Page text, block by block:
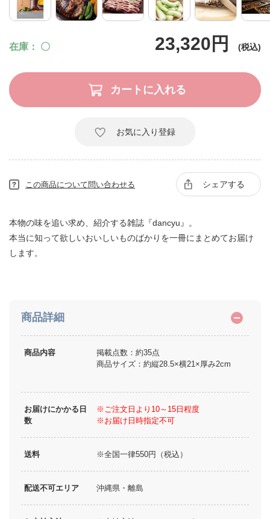
在庫 〇 23,320円
お気に入り登録
この商品について問い合わせる シェアする
本物の味を追い求め、紹介する雑誌『dancyu』。
本当に知って欲しいおいしいものばかりを一冊にまとめてお届け
します。
商品詳細
商品内容
掲載点数：約35点
商品サイズ：約縦28.5×横21×厚み2cm
お届けにかかる日
数
※ご注文日より10～15日程度
※お届け日時指定不可
送料 ※全国一律550円（税込）
配送不可エリア 沖縄県・離島